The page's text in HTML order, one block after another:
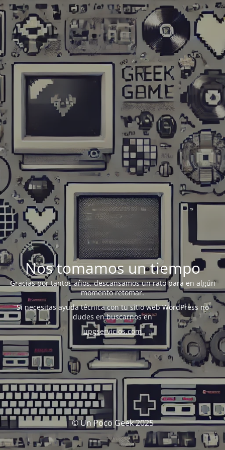
Nos tomamos un tiempo
Gracias por tantos años, descansamos un rato para en algún
momento retomar.
Si necesitas ayuda técnica con tu sitio web WordPress no
dudes en buscarnos en
upgservicios.com
© Un Poco Geek 2025